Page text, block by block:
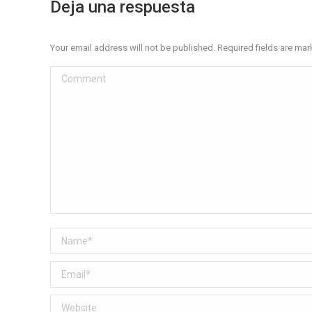
Deja una respuesta
Your email address will not be published. Required fields are
Comment
Name *
Email *
Website